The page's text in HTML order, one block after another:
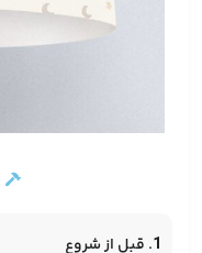
1. قبل از شروع